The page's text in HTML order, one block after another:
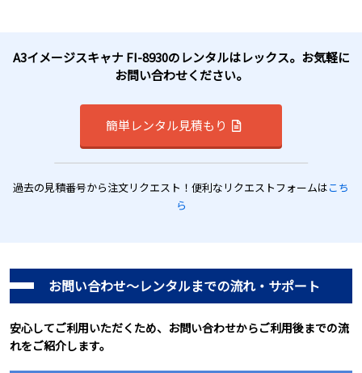
A3イメージスキャナ FI-8930のレンタルはレックス。お気軽に
お問い合わせください。
簡単レンタル見積もり
過去の見積番号から注文リクエスト！便利なリクエストフォームはこち
ら
お問い合わせ～レンタルまでの流れ・サポート
安心してご利用いただくため、お問い合わせからご利用後までの流
れをご紹介します。